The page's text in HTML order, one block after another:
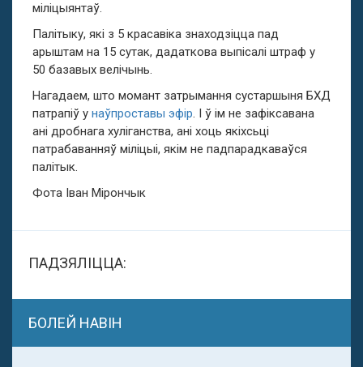
міліцыянтаў.
Палітыку, які з 5 красавіка знаходзіцца пад
арыштам на 15 сутак, дадаткова выпісалі штраф у
50 базавых велічынь.
Нагадаем, што момант затрымання сустаршыня БХД
патрапіў у наўпроставы эфір. І ў ім не зафіксавана
ані дробнага хуліганства, ані хоць якіхсьці
патрабаванняў міліцыі, якім не падпарадкаваўся
палітык.
Фота Іван Мірончык
ПАДЗЯЛІЦЦА:
БОЛЕЙ НАВІН